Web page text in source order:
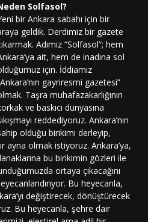
Solfasol?
bir Ankara sabahı için bir
geldik. Derdimiz bir gazete
Adımız “Solfasol”; hem
ait, hem de inadına sol
için. İddiamız
gayriresmi gazetesi”
Taşra muhafazakarlığının
ve baskıcı dünyasına
reddediyoruz. Ankara’nın
olduğu birikimi derleyip,
ayna olmak istiyoruz. Ankara’ya,
bu birikimin gözleri ile
ortaya çıkacağını
Bu heyecanla,
değiştirecek, dönüştürecek
Bu heyecanla, şehre dair